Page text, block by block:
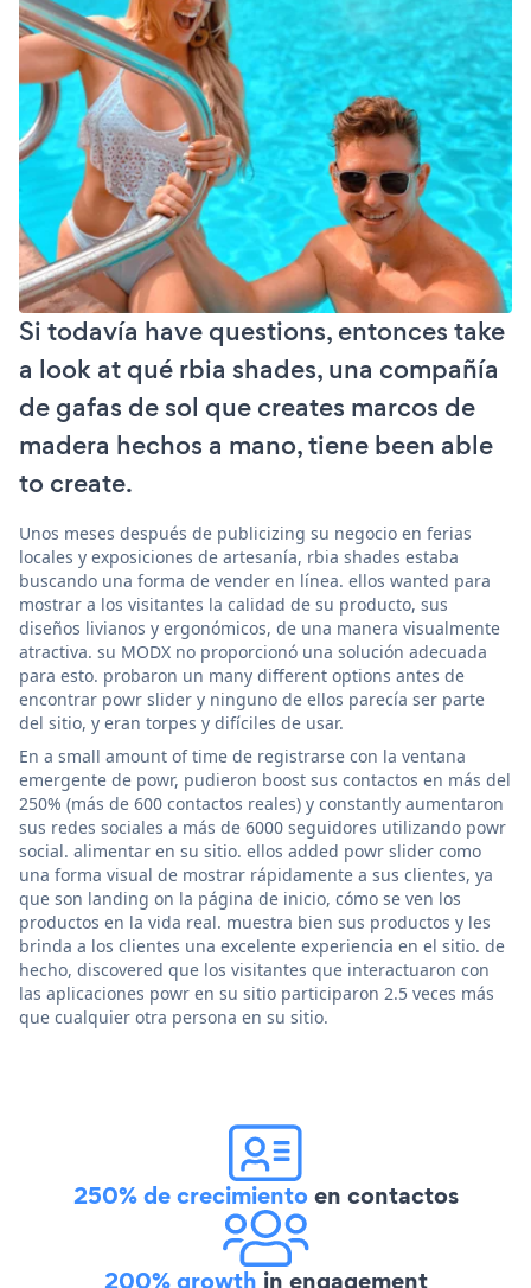
Si todavía have questions, entonces take
a look at qué rbia shades, una compañía
de gafas de sol que creates marcos de
madera hechos a mano, tiene been able
to create.
Unos meses después de publicizing su negocio en ferias
locales y exposiciones de artesanía, rbia shades estaba
buscando una forma de vender en línea. ellos wanted para
mostrar a los visitantes la calidad de su producto, sus
diseños livianos y ergonómicos, de una manera visualmente
atractiva. su MODX no proporcionó una solución adecuada
para esto. probaron un many different options antes de
encontrar powr slider y ninguno de ellos parecía ser parte
del sitio, y eran torpes y difíciles de usar.
En a small amount of time de registrarse con la ventana
emergente de powr, pudieron boost sus contactos en más del
250% (más de 600 contactos reales) y constantly aumentaron
sus redes sociales a más de 6000 seguidores utilizando powr
social. alimentar en su sitio. ellos added powr slider como
una forma visual de mostrar rápidamente a sus clientes, ya
que son landing on la página de inicio, cómo se ven los
productos en la vida real. muestra bien sus productos y les
brinda a los clientes una excelente experiencia en el sitio. de
hecho, discovered que los visitantes que interactuaron con
las aplicaciones powr en su sitio participaron 2.5 veces más
que cualquier otra persona en su sitio.
250% de crecimientoen contactos
200% growth in engagement